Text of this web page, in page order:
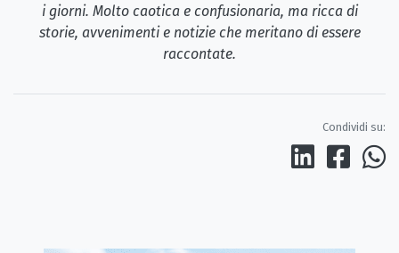
i giorni. Molto caotica e confusionaria, ma ricca di
storie, avvenimenti e notizie che meritano di essere
raccontate.
Condividi su: